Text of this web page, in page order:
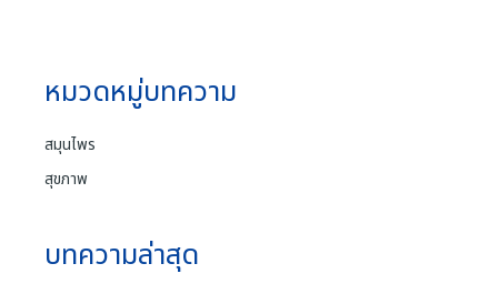
หมวดหมู่บทความ
สมุนไพร
สุขภาพ
บทความล่าสุด